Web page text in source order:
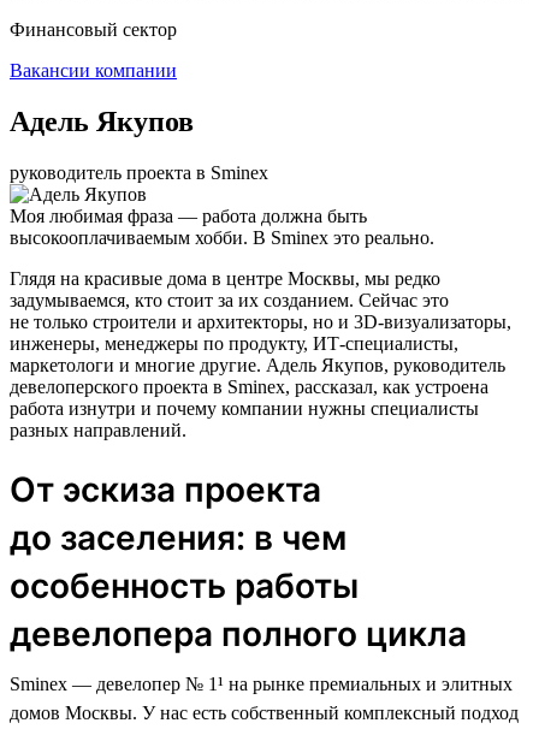
Финансовый сектор
Вакансии компании
Адель Якупов
руководитель проекта в Sminex
Моя любимая фраза — работа должна быть
высокооплачиваемым хобби. В Sminex это реально.
Глядя на красивые дома в центре Москвы, мы редко
задумываемся, кто стоит за их созданием. Сейчас это
не только строители и архитекторы, но и 3D-визуализаторы,
инженеры, менеджеры по продукту, ИТ-специалисты,
маркетологи и многие другие. Адель Якупов, руководитель
девелоперского проекта в Sminex, рассказал, как устроена
работа изнутри и почему компании нужны специалисты
разных направлений.
От эскиза проекта
до заселения: в чем
особенность работы
девелопера полного цикла
Sminex — девелопер № 1¹ на рынке премиальных и элитных
домов Москвы. У нас есть собственный комплексный подход